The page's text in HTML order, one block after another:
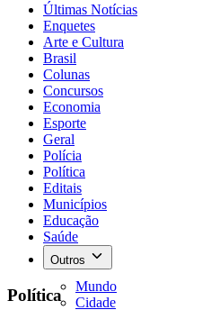
Últimas Notícias
Enquetes
Arte e Cultura
Brasil
Colunas
Concursos
Economia
Esporte
Geral
Polícia
Política
Editais
Municípios
Educação
Saúde
Outros
Mundo
Cidade
Política